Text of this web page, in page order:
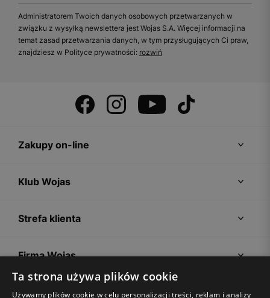
Administratorem Twoich danych osobowych przetwarzanych w
związku z wysyłką newslettera jest Wojas S.A. Więcej informacji na
temat zasad przetwarzania danych, w tym przysługujących Ci praw,
znajdziesz w Polityce prywatności: rozwiń
Zakupy on-line
Klub Wojas
Strefa klienta
Firma Wojas
Porady
Ta strona używa plików cookie
Używamy plików cookie w celu personalizacji treści, reklam i analizy